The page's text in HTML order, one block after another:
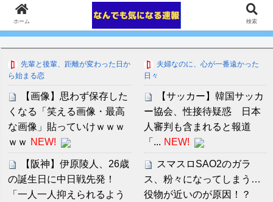
先輩と後輩、距離が変わった日か
ら始まる恋
【画像】思わず保存した
くなる「笑える画像・最高
な画像」貼っていけｗｗｗ
ｗｗ NEW!
【阪神】伊原陵人、26歳
の誕生日に中日戦先発！
「一人一人抑えられるよう
夫婦なのに、心が一番遠かった
日々
【サッカー】韓国サッカ
ー協会、性接待疑惑 日本
人審判も含まれると報道
「... NEW!
スマスロSAO2のガラ
ス、粉々になってしまう…
役物が近いのが原因！？
ホーム 検索